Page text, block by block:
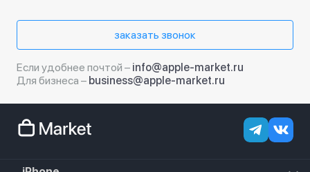
заказать звонок
Если удобнее почтой – info@apple-market.ru
Для бизнеса – business@apple-market.ru